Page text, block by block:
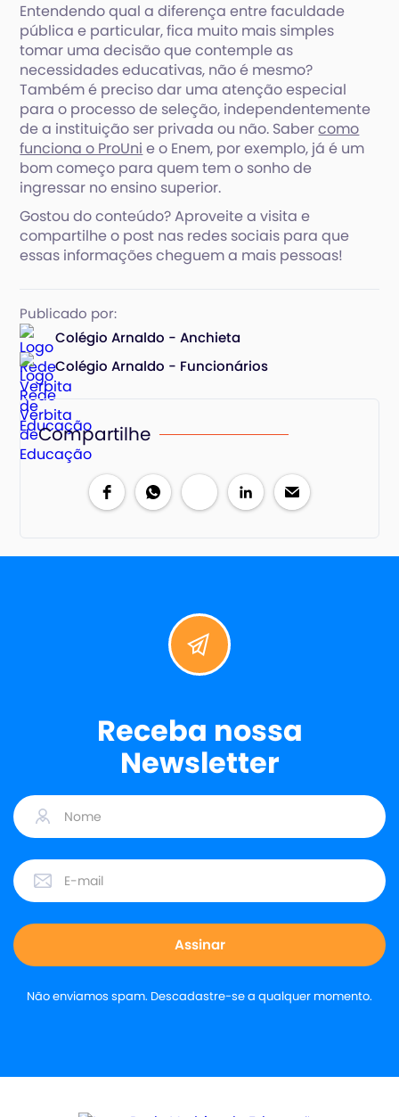
Entendendo qual a diferença entre faculdade
pública e particular, fica muito mais simples
tomar uma decisão que contemple as
necessidades educativas, não é mesmo?
Também é preciso dar uma atenção especial
para o processo de seleção, independentemente
de a instituição ser privada ou não. Sabercomo
funciona o ProUni e o Enem, por exemplo, já é um
bom começo para quem tem o sonho de
ingressar no ensino superior.
Gostou do conteúdo? Aproveite a visita e
compartilhe o post nas redes sociais para que
essas informações cheguem a mais pessoas!
Publicado por:
Colégio Arnaldo - Anchieta
Colégio Arnaldo - Funcionários
Compartilhe
Receba nossa
Newsletter
Não enviamos spam. Descadastre-se a qualquer momento.